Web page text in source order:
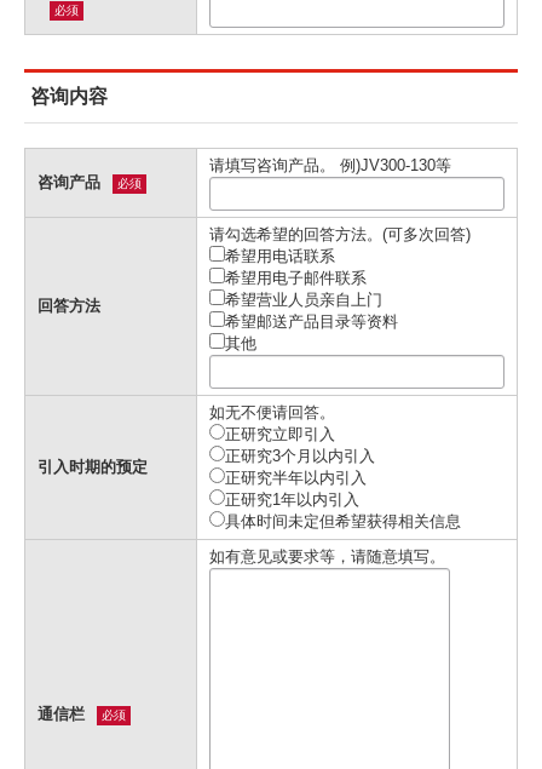
必须
咨询内容
咨询产品 必须
请填写咨询产品。 例)JV300-130等
回答方法
请勾选希望的回答方法。(可多次回答)
希望用电话联系
希望用电子邮件联系
希望营业人员亲自上门
希望邮送产品目录等资料
其他
引入时期的预定
如无不便请回答。
正研究立即引入
正研究3个月以内引入
正研究半年以内引入
正研究1年以内引入
具体时间未定但希望获得相关信息
通信栏 必须
如有意见或要求等，请随意填写。